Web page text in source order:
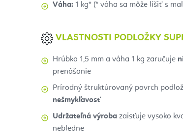
Váha: 1 kg* (* váha sa môže líšiť s
VLASTNOSTI PODLOŽKY
Hrúbka 1,5 mm a váha 1 kg zaručuje
prenášanie
Prírodný štruktúrovaný povrch
nešmykľavosť
Udržateľná výroba zaisťuje vysoko
nebledne